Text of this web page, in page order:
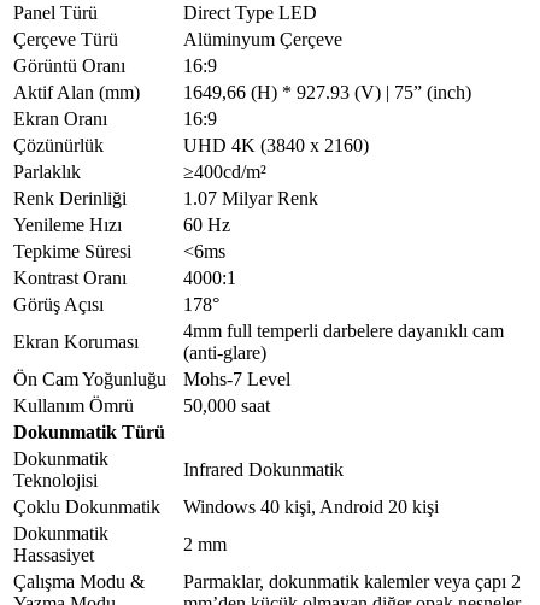
Desteklenen İşletim
Sistemi
Windows (10, 8, 7) / Pardus / Linux /
MacOS / Android / Chrome OS
Çalışma Sıcaklığı
0ºC ~ 40ºC
Depolama Sıcaklığı
-20ºC ~ 60ºC
Çalışma Nemi
%10 ~ %80 RH
Depolama Nemi
%10 ~ %90 RH
Cihaz Bağlantıları
Ön Yüz Bağlantıları
Ön Bağlantı
Noktaları
USB 3.0 girişi * 3 ad.; Dokunmatik Çıkışı
USB-B tipi *1 ad.;
HDMI 2.0 Girişi *1 ad.; Type – C* 1 ad.;
NFC Kart Okuyucu
Ön Tuş Takımı
Göstergeler: Kırmızı/Mavi, Işık Sensörü; Tek
Tuşla Kurtarma; Ekran Kayıt Tuşu;
Görüntü Oranı; Ses Açma/Kapama; Ayarlar;
ECO; Güç Açma/Kapama
Diğer Yan / Arka
Bağlantıları
COAX
1
Mikrofon
1
TF Kartı
RS232
1
HDMI Girişi
2
Panel Türü
Direct Type LED
Çerçeve Türü
Alüminyum Çerçeve
Görüntü Oranı
16:9
Aktif Alan (mm)
1649,66 (H) * 927.93 (V) | 75” (inch)
Ekran Oranı
16:9
Çözünürlük
UHD 4K (3840 x 2160)
Parlaklık
≥400cd/m²
Renk Derinliği
1.07 Milyar Renk
Yenileme Hızı
60 Hz
Tepkime Süresi
<6ms
Kontrast Oranı
4000:1
Görüş Açısı
178°
Ekran Koruması
4mm full temperli darbelere dayanıklı cam
(anti-glare)
Ön Cam Yoğunluğu
Mohs-7 Level
Kullanım Ömrü
50,000 saat
Dokunmatik Türü
Dokunmatik
Teknolojisi
Infrared Dokunmatik
Çoklu Dokunmatik
Windows 40 kişi, Android 20 kişi
Dokunmatik
Hassasiyet
2 mm
Çalışma Modu &
Parmaklar, dokunmatik kalemler veya çapı 2